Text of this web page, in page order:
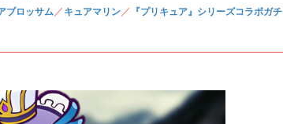
ブロッサム／キュアマリン／ 『プリキュア』シリーズコラボガチ